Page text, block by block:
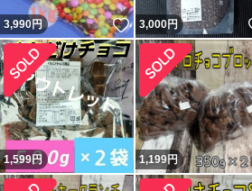
3,990円 いいね！
3,000円
1,599円 1,199円